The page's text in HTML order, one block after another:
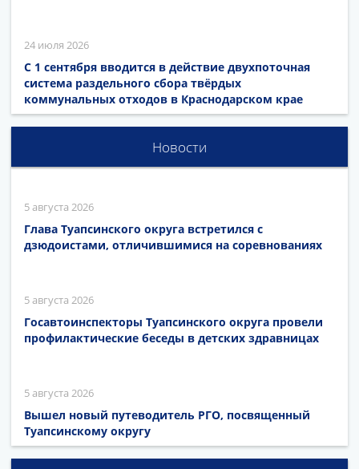
24 июля 2026
С 1 сентября вводится в действие двухпоточная
система раздельного сбора твёрдых
коммунальных отходов в Краснодарском крае
Новости
5 августа 2026
Глава Туапсинского округа встретился с
дзюдоистами, отличившимися на соревнованиях
5 августа 2026
Госавтоинспекторы Туапсинского округа провели
профилактические беседы в детских здравницах
5 августа 2026
Вышел новый путеводитель РГО, посвященный
Туапсинскому округу